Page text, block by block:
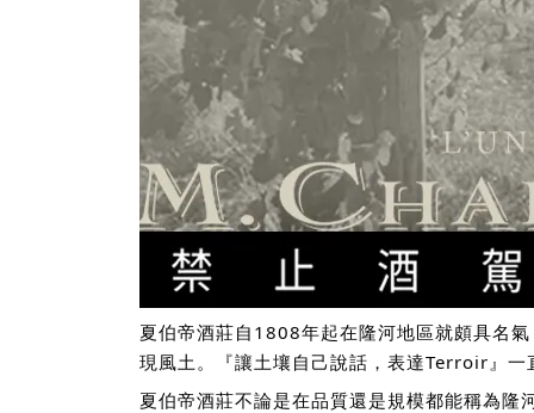
夏伯帝酒莊自1808年起在隆河地區就頗具名
現風土。『讓土壤自己說話，表達Terroir』一
夏伯帝酒莊不論是在品質還是規模都能稱為